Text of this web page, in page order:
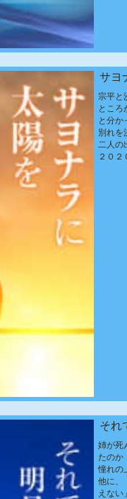
サヨ
宗平と
ところ
と分か
別れを
二人の
２０
それ
姉が死
たのか
憧れの
他に、
えない